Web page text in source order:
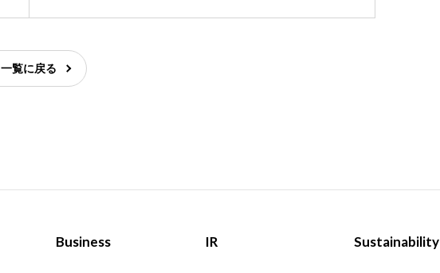
一覧に戻る
Business IR Sustainability